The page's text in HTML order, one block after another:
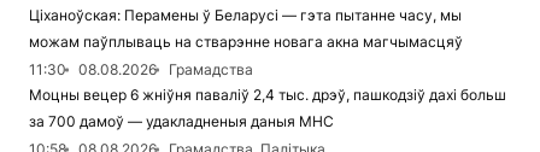
Ціханоўская: Перамены ў Беларусі — гэта пытанне часу, мы
можам паўплываць на стварэнне новага акна магчымасцяў
11:30
08.08.2026
Грамадства
Моцны вецер 6 жніўня паваліў 2,4 тыс. дрэў, пашкодзіў дахі больш
за 700 дамоў — удакладненыя даныя МНС